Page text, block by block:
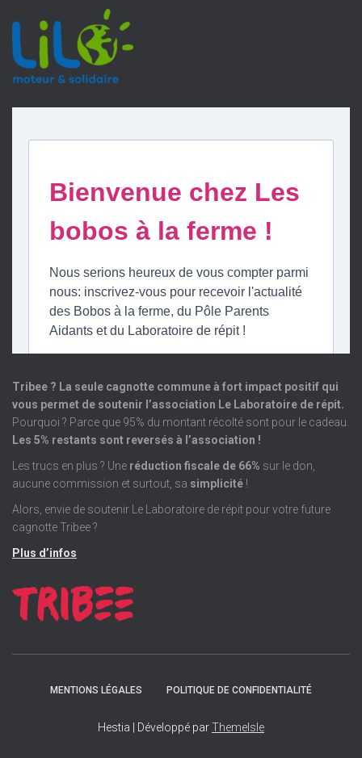
Tribee ? La seule cagnotte commune à fort impact positif qui
vous permet de soutenir l’association Le Laboratoire de répit.
Pourquoi ? Parce que 95% du montant récolté sont pour le cadeau.
Les 5% restants sont reversés à l’association !
Les trucs en plus ? Une réduction fiscale de 66% sur le don,
aucune commission et surtout, sa simplicité !
Alors, envie de soutenir Le Laboratoire de répit pour votre future
cagnotte Tribee ?
Plus d’infos
MENTIONS LÉGALES POLITIQUE DE CONFIDENTIALITÉ
Hestia | Développé parThemeIsle